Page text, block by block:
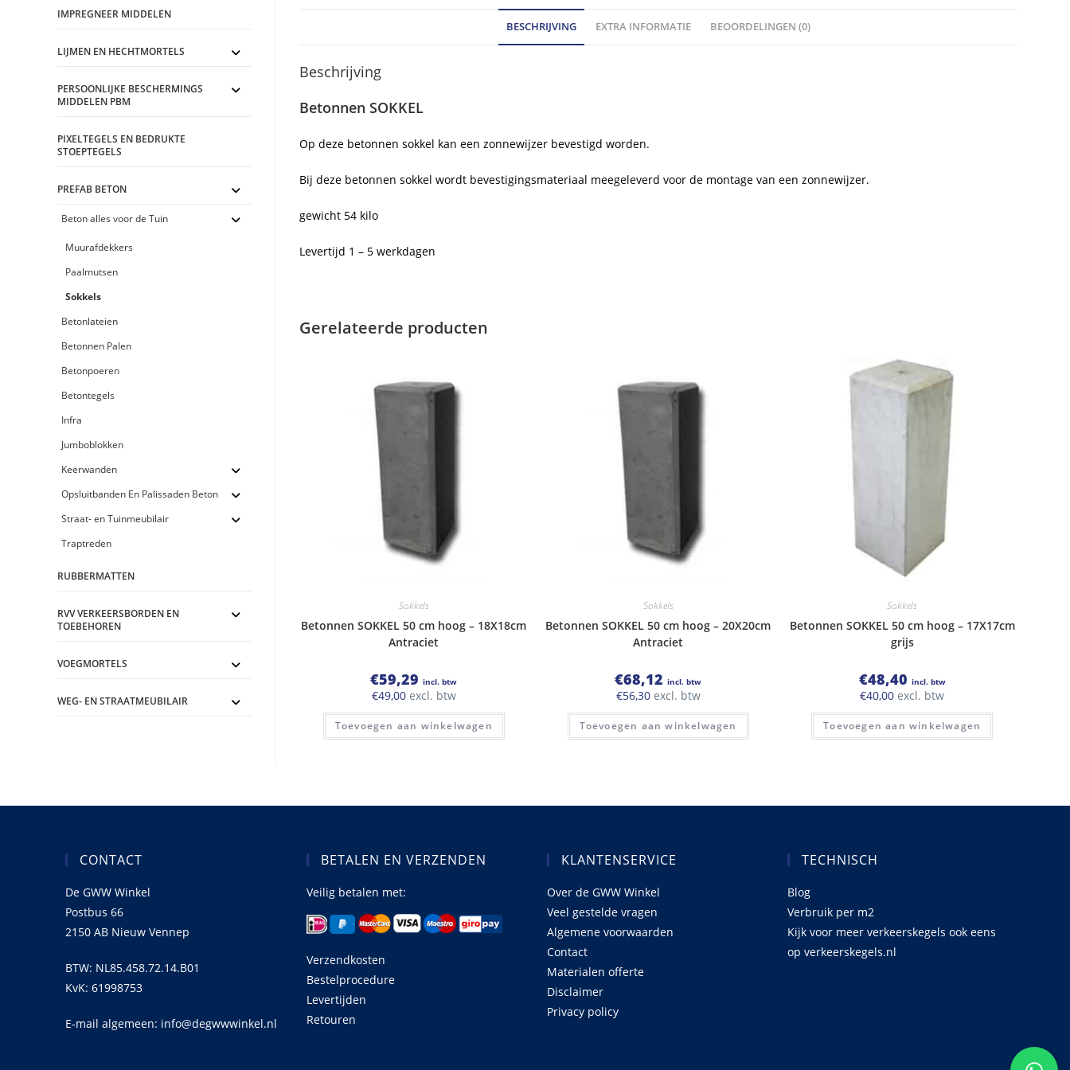
hoeveelheid
BESCHRIJVING EXTRA INFORMATIE BEOORDELINGEN (0)
Beschrijving
Betonnen SOKKEL
Op deze betonnen sokkel kan een zonnewijzer bevestigd worden.
Bij deze betonnen sokkel wordt bevestigingsmateriaal meegeleverd voor de montage van een zonnewijzer.
gewicht 54 kilo
Levertijd 1 – 5 werkdagen
Gerelateerde producten
Sokkels
Betonnen SOKKEL 50 cm hoog – 18X18cm
Antraciet
€59,29 incl. btw
€49,00excl. btw
Toevoegen aan winkelwagen
Sokkels
Betonnen SOKKEL 50 cm hoog – 20X20cm
Antraciet
€68,12 incl. btw
€56,30excl. btw
Toevoegen aan winkelwagen
Sokkels
Betonnen SOKKEL 50 cm hoog – 17X17cm
grijs
€48,40 incl. btw
€40,00 excl. btw
Toevoegen aan winkelwagen
IMPREGNEER MIDDELEN
LIJMEN EN HECHTMORTELS
PERSOONLIJKE BESCHERMINGS
MIDDELEN PBM
PIXELTEGELS EN BEDRUKTE
STOEPTEGELS
PREFAB BETON
Beton alles voor de Tuin
Muurafdekkers
Paalmutsen
Sokkels
Betonlateien
Betonnen Palen
Betonpoeren
Betontegels
Infra
Jumboblokken
Keerwanden
Opsluitbanden En Palissaden Beton
Straat- en Tuinmeubilair
Traptreden
RUBBERMATTEN
RVV VERKEERSBORDEN EN
TOEBEHOREN
VOEGMORTELS
WEG- EN STRAATMEUBILAIR
CONTACT
De GWW Winkel
Postbus 66
2150 AB Nieuw Vennep
BTW: NL85.458.72.14.B01
KvK: 61998753
E-mail algemeen: info@degwwwinkel.nl
BETALEN EN VERZENDEN
Veilig betalen met:
Verzendkosten
Bestelprocedure
Levertijden
Retouren
KLANTENSERVICE
Over de GWW Winkel
Veel gestelde vragen
Algemene voorwaarden
Contact
Materialen offerte
Disclaimer
Privacy policy
TECHNISCH
Blog
Verbruik per m2
Kijk voor meer verkeerskegels ook eens
opverkeerskegels.nl